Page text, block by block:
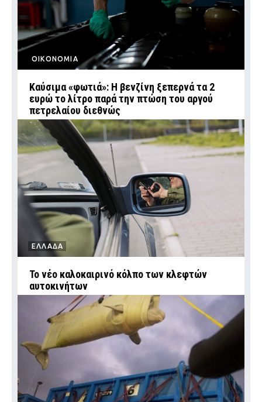
ΟΙΚΟΝΟΜΙΑ
Καύσιμα «φωτιά»: Η βενζίνη ξεπερνά τα 2
ευρώ το λίτρο παρά την πτώση του αργού
πετρελαίου διεθνώς
ΕΛΛΑΔΑ
Το νέο καλοκαιρινό κόλπο των κλεφτών
αυτοκινήτων